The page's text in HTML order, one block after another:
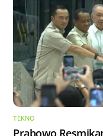
TEKNO
Prabowo